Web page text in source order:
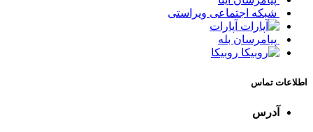
شبکه اجتماعی ویراستی
آپارات
پیامرسان بله
روبیکا
اطلاعات تماس
آدرس